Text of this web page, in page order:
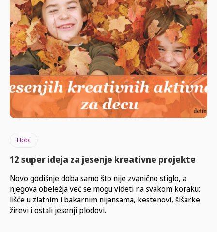
Hobi
12 super ideja za jesenje kreativne projekte
Novo godišnje doba samo što nije zvanično stiglo, a
njegova obeležja već se mogu videti na svakom koraku:
lišće u zlatnim i bakarnim nijansama, kestenovi, šišarke,
žirevi i ostali jesenji plodovi.